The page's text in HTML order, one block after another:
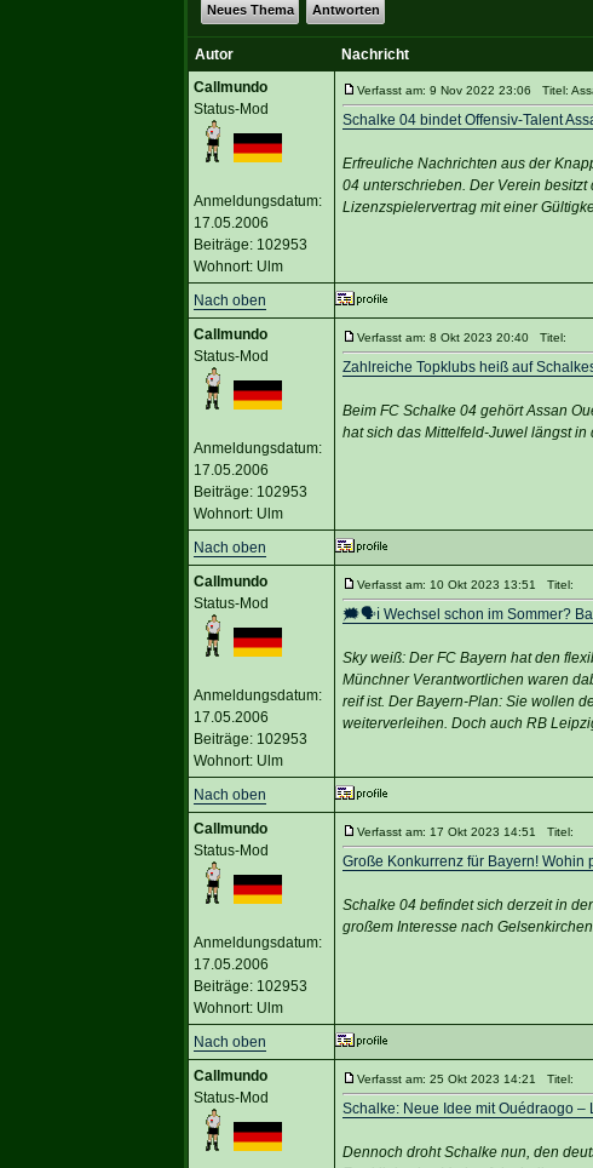
Neues Thema Antworten
Autor
Nachricht
Callmundo
Status-Mod
Anmeldungsdatum:
17.05.2006
Beiträge: 102953
Wohnort: Ulm
Verfasst am: 9 Nov 2022 23:06 Titel:
Schalke 04 bindet Offensiv-Talent
Erfreuliche Nachrichten aus der
04 unterschrieben. Der Verein
Lizenzspielervertrag mit einer
Nach oben
Callmundo
Status-Mod
Anmeldungsdatum:
17.05.2006
Beiträge: 102953
Wohnort: Ulm
Verfasst am: 8 Okt 2023 20:40 Titel:
Zahlreiche Topklubs heiß auf
Beim FC Schalke 04 gehört Assan
hat sich das Mittelfeld-Juwel längst
Nach oben
Callmundo
Status-Mod
Anmeldungsdatum:
17.05.2006
Beiträge: 102953
Wohnort: Ulm
Verfasst am: 10 Okt 2023 13:51 Titel:
🗯️🗣ℹ️ Wechsel schon im Sommer?
Sky weiß: Der FC Bayern hat den
Münchner Verantwortlichen waren
reif ist. Der Bayern-Plan: Sie wollen
weiterverleihen. Doch auch RB
Nach oben
Callmundo
Status-Mod
Anmeldungsdatum:
17.05.2006
Beiträge: 102953
Wohnort: Ulm
Verfasst am: 17 Okt 2023 14:51 Titel:
Große Konkurrenz für Bayern! Wohin
Schalke 04 befindet sich derzeit in
großem Interesse nach
Nach oben
Callmundo
Status-Mod
Verfasst am: 25 Okt 2023 14:21 Titel:
Schalke: Neue Idee mit Ouédraogo –
Dennoch droht Schalke nun, den